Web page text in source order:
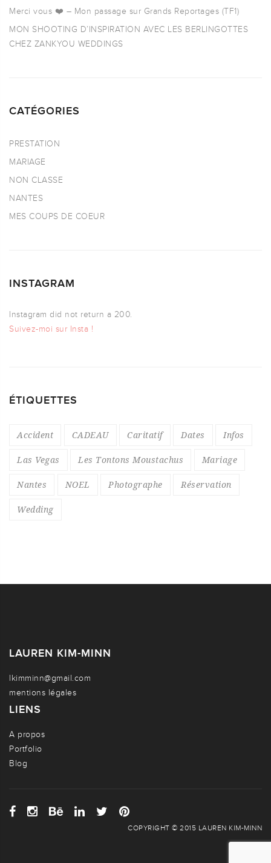
Merci vous ❤️ – Mon passage sur Grands Reportages (TF1)
MON SHOOTING D’INSPIRATION AVEC LES BERLINGOTTES
CHEZ ZANKYOU WEDDINGS
CATÉGORIES
PRESTATION
MARIAGE
NON CLASSE
NANTES
MES COUPS DE COEUR
INSTAGRAM
Instagram did not return a 200.
Suivez-moi sur Insta !
ÉTIQUETTES
Accident CADEAU Caritatif Dates Infos
Las Vegas Les Tontons Moustachus Mariage
Nantes NOEL Photographe Réservation
Wedding
LAUREN KIM-MINN
lkimminn@gmail.com
mentions légales
LIENS
A propos
Portfolio
Blog
COPYRIGHT © 2015 LAUREN KIM-MINN